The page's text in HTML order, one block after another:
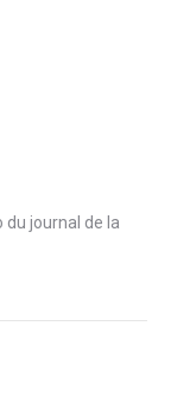
du journal de la